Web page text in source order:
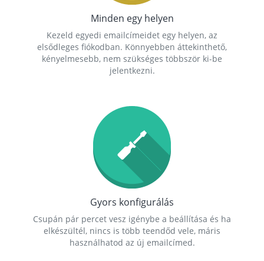
Minden egy helyen
Kezeld egyedi emailcímeidet egy helyen, az
elsődleges fiókodban. Könnyebben áttekinthető,
kényelmesebb, nem szükséges többször ki-be
jelentkezni.
Gyors konfigurálás
Csupán pár percet vesz igénybe a beállítása és ha
elkészültél, nincs is több teendőd vele, máris
használhatod az új emailcímed.